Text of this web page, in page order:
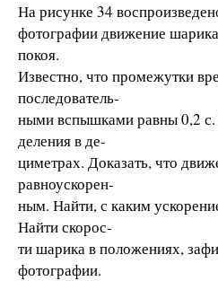
На рисунке 34
фотографии движение
покоя.
Известно, что промежутки
последователь-
ными вспышками равны 0,2
деления в де-
циметрах. Доказать, что
равноускорен-
ным. Найти, с каким
Найти скорос-
ти шарика в положениях,
фотографии.